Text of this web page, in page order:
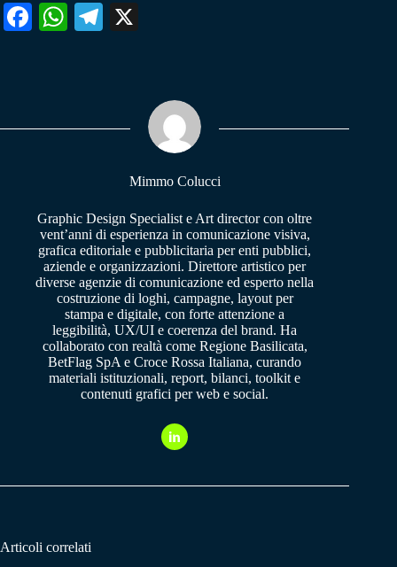
Fa W
pp
Te
m
Mimmo Colucci
Graphic Design Specialist e Art director con oltre
vent’anni di esperienza in comunicazione visiva,
grafica editoriale e pubblicitaria per enti pubblici,
aziende e organizzazioni. Direttore artistico per
diverse agenzie di comunicazione ed esperto nella
costruzione di loghi, campagne, layout per
stampa e digitale, con forte attenzione a
leggibilità, UX/UI e coerenza del brand. Ha
collaborato con realtà come Regione Basilicata,
BetFlag SpA e Croce Rossa Italiana, curando
materiali istituzionali, report, bilanci, toolkit e
contenuti grafici per web e social.
Articoli correlati